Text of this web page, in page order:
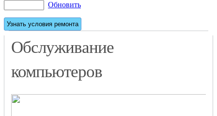
Обновить
Обслуживание
компьютеров